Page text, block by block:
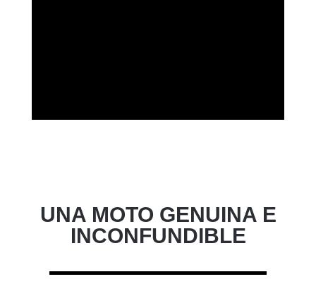
UNA MOTO GENUINA E
INCONFUNDIBLE